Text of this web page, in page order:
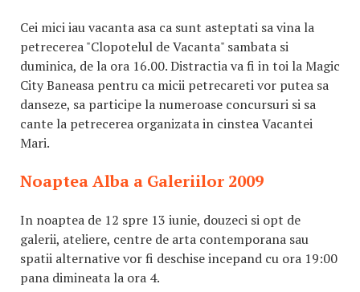
Cei mici iau vacanta asa ca sunt asteptati sa vina la
petrecerea "Clopotelul de Vacanta" sambata si
duminica, de la ora 16.00. Distractia va fi in toi la Magic
City Baneasa pentru ca micii petrecareti vor putea sa
danseze, sa participe la numeroase concursuri si sa
cante la petrecerea organizata in cinstea Vacantei
Mari.
Noaptea Alba a Galeriilor 2009
In noaptea de 12 spre 13 iunie, douzeci si opt de
galerii, ateliere, centre de arta contemporana sau
spatii alternative vor fi deschise incepand cu ora 19:00
pana dimineata la ora 4.